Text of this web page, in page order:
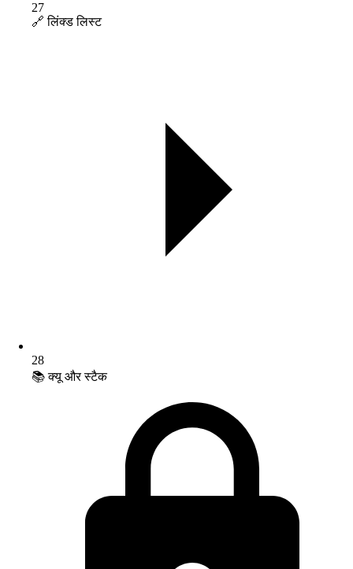
27
🔗 लिंक्ड लिस्ट
28
📚 क्यू और स्टैक